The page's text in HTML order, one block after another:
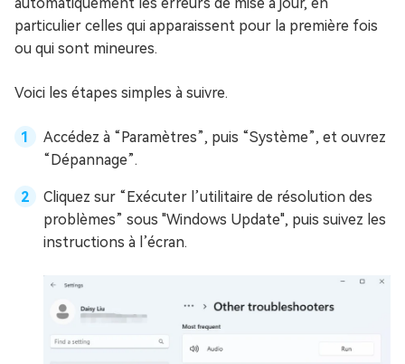
particulier celles qui apparaissent pour la première fois
ou qui sont mineures.
Voici les étapes simples à suivre.
Accédez à “Paramètres”, puis “Système”, et ouvrez
“Dépannage”.
Cliquez sur “Exécuter l’utilitaire de résolution des
problèmes” sous "Windows Update", puis suivez les
instructions à l’écran.